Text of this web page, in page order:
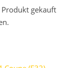
gekauft